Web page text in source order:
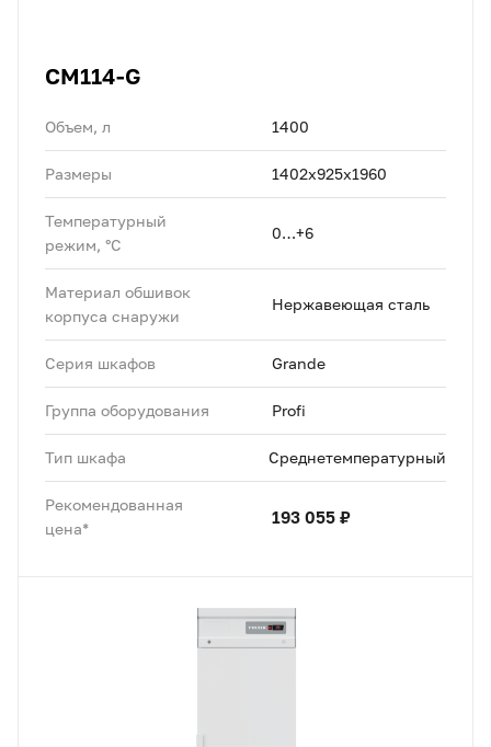
CM114-G
Объем, л 1400
Размеры 1402х925х1960
Температурный
режим, °C
0…+6
Материал обшивок
корпуса снаружи
Нержавеющая сталь
Серия шкафов Grande
Группа оборудования Profi
Тип шкафа Среднетемпературный
Рекомендованная
цена*
193 055 ₽